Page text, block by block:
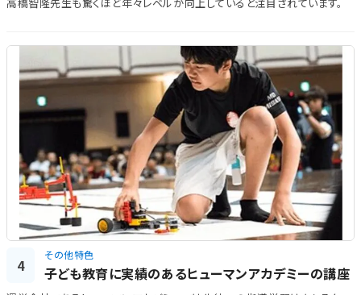
4
その他特色
子ども教育に実績のあるヒューマンアカデミーの講座